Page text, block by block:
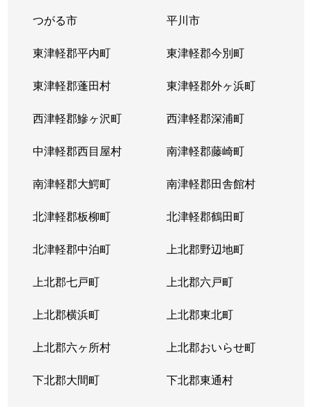
つがる市 平川市
東津軽郡平内町 東津軽郡今別町
東津軽郡蓬田村 東津軽郡外ヶ浜町
西津軽郡鰺ヶ沢町 西津軽郡深浦町
中津軽郡西目屋村 南津軽郡藤崎町
南津軽郡大鰐町 南津軽郡田舎館村
北津軽郡板柳町 北津軽郡鶴田町
北津軽郡中泊町 上北郡野辺地町
上北郡七戸町 上北郡六戸町
上北郡横浜町 上北郡東北町
上北郡六ヶ所村 上北郡おいらせ町
下北郡大間町 下北郡東通村